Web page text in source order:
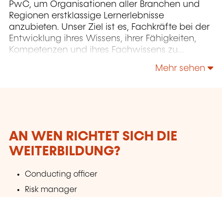
PwC, um Organisationen aller Branchen und
Regionen erstklassige Lernerlebnisse
anzubieten. Unser Ziel ist es, Fachkräfte bei der
Entwicklung ihres Wissens, ihrer Fähigkeiten,
Kompetenzen und ihres Fachwissens zu
erfolgreich in ihrer Weiterentwicklung begleiten
Mehr sehen
AN WEN RICHTET SICH DIE
WEITERBILDUNG?
Conducting officer
Risk manager